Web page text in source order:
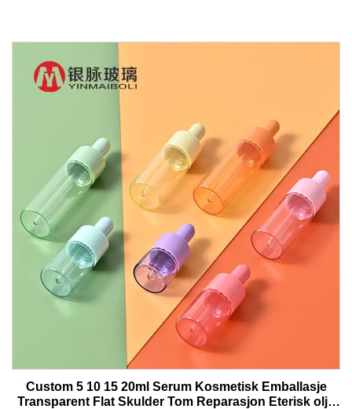
Custom 5 10 15 20ml Serum Kosmetisk Emballasje
Transparent Flat Skulder Tom Reparasjon Eterisk olje